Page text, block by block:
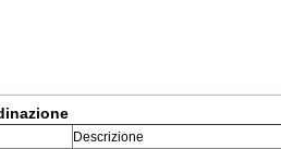
Descrizione